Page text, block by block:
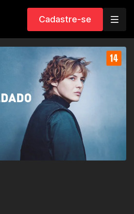
Cadastre-se